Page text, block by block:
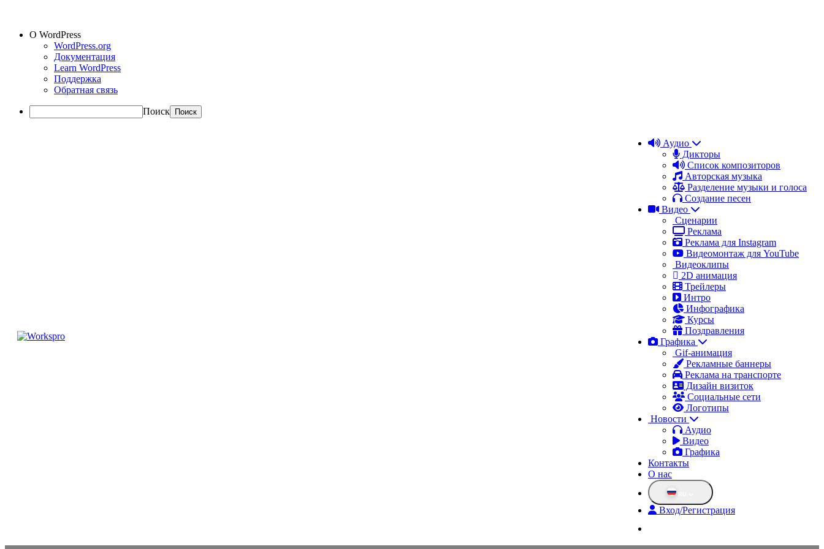
О WordPress
WordPress.org
Документация
Learn WordPress
Поддержка
Обратная связь
Поиск
Аудио
Дикторы
Список композиторов
Авторская музыка
Разделение музыки и голоса
Создание песен
Видео
Сценарии
Реклама
Реклама для Instagram
Видеомонтаж для YouTube
Видеоклипы
2D анимация
Трейлеры
Интро
Инфографика
Курсы
Поздравления
Графика
Gif-анимация
Рекламные баннеры
Реклама на транспорте
Дизайн визиток
Социальные сети
Логотипы
Новости
Аудио
Видео
Графика
Контакты
О нас
Вход/Регистрация